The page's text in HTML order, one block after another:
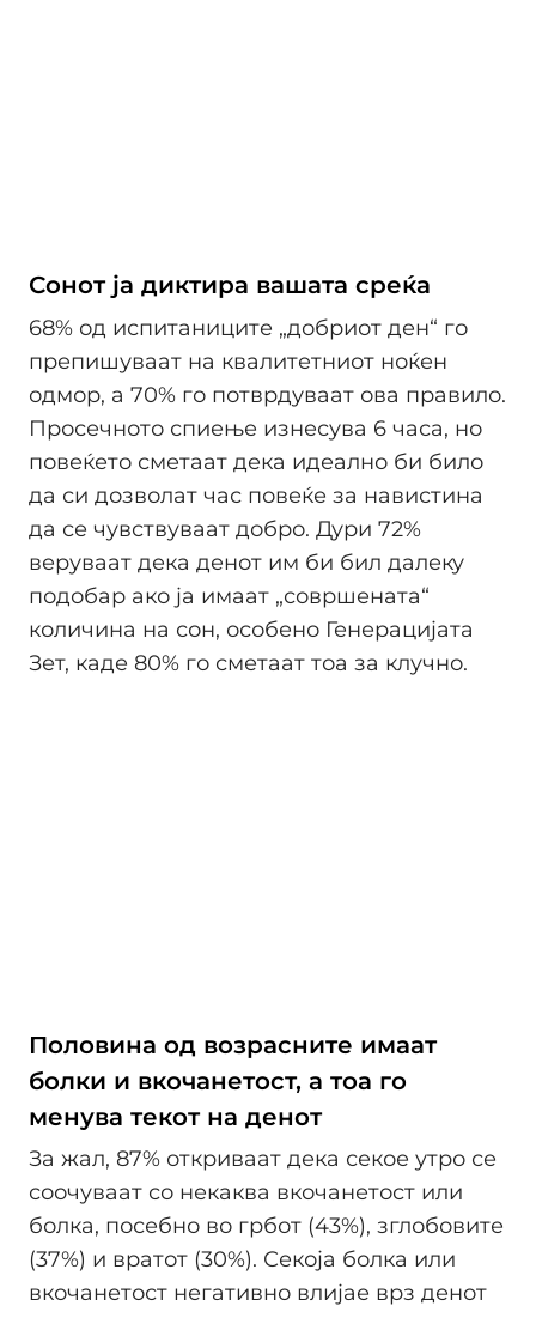
Сонот ја диктира вашата среќа
68% од испитаниците „добриот ден“ го
препишуваат на квалитетниот ноќен
одмор, а 70% го потврдуваат ова правило.
Просечното спиење изнесува 6 часа, но
повеќето сметаат дека идеално би било
да си дозволат час повеќе за навистина
да се чувствуваат добро. Дури 72%
веруваат дека денот им би бил далеку
подобар ако ја имаат „совршената“
количина на сон, особено Генерацијата
Зет, каде 80% го сметаат тоа за клучно.
Половина од возрасните имаат
болки и вкочанетост, а тоа го
менува текот на денот
За жал, 87% откриваат дека секое утро се
соочуваат со некаква вкочанетост или
болка, посебно во грбот (43%), зглобовите
(37%) и вратот (30%). Секоја болка или
вкочанетост негативно влијае врз денот